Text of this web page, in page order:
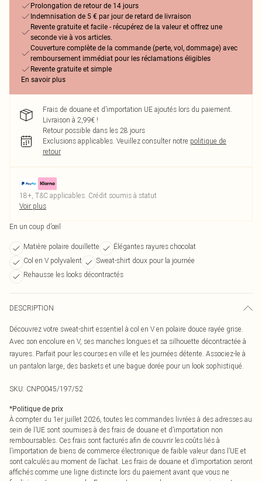
Prolongation de retour de 14 jours
Indemnisation de 5 € par jour de retard de livraison
Revente gratuite et facile - récupérez de la valeur et offrez une
seconde vie à vos articles.
Couverture complète de la commande (perte, vol, dommage) avec
remboursement immédiat pour les réclamations éligibles
Revente gratuite et simple
En savoir plus
Frais de douane et d’importation UE ajoutés lors du paiement.
Livraison à 2,99€ !
Retour possible dans les 28 jours
Exclusions applicables. Veuillez consulter notre politique de
retour
18+, T&C applicables. Crédit soumis à statut
Voir plus
En un coup d’œil
Matière polaire douillette
Élégantes rayures chocolat
Col en V polyvalent
Sweat-shirt doux pour la journée
Rehausse les looks décontractés
DESCRIPTION
Découvrez votre sweat-shirt essentiel à col en V en polaire douce rayée grise.
Avec son encolure en V, ses manches longues et sa silhouette décontractée à
rayures. Parfait pour les courses en ville et les journées détente. Associez-le à
un pantalon large, des baskets et une bague dorée pour un look sophistiqué.
SKU: CNP0045/197/52
*Politique de prix
À compter du 1er juillet 2026, toutes les commandes livrées à des adresses au
sein de l’UE sont soumises à des frais de douane et d’importation non
remboursables. Ces frais sont facturés afin de couvrir les coûts liés à
l’importation de biens de commerce électronique de faible valeur dans l’UE et
sont calculés au moment de l’achat. Les frais de douane et d’importation seront
affichés comme une ligne distincte lors du paiement avant que vous ne